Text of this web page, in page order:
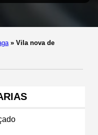
» Vila nova de